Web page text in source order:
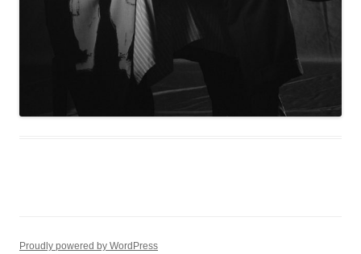
Proudly powered by WordPress